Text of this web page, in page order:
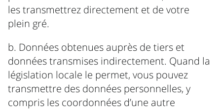
les transmettrez directement et de votre
plein gré.
b. Données obtenues auprès de tiers et
données transmises indirectement. Quand la
législation locale le permet, vous pouvez
transmettre des données personnelles, y
compris les coordonnées d’une autre